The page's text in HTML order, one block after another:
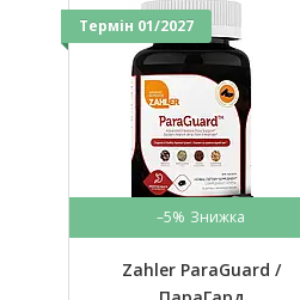
Термін 01/2027
–5%
Zahler ParaGuard /